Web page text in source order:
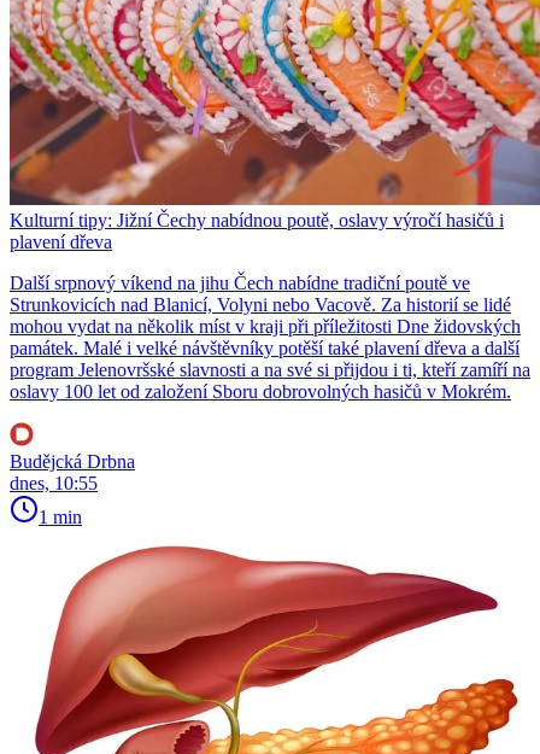
Kulturní tipy: Jižní Čechy nabídnou poutě, oslavy výročí hasičů i
plavení dřeva
Další srpnový víkend na jihu Čech nabídne tradiční poutě ve
Strunkovicích nad Blanicí, Volyni nebo Vacově. Za historií se lidé
mohou vydat na několik míst v kraji při příležitosti Dne židovských
památek. Malé i velké návštěvníky potěší také plavení dřeva a další
program Jelenovršské slavnosti a na své si přijdou i ti, kteří zamíří na
oslavy 100 let od založení Sboru dobrovolných hasičů v Mokrém.
Budějcká Drbna
dnes, 10:55
1 min